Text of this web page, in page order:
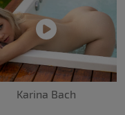
Karina Bach